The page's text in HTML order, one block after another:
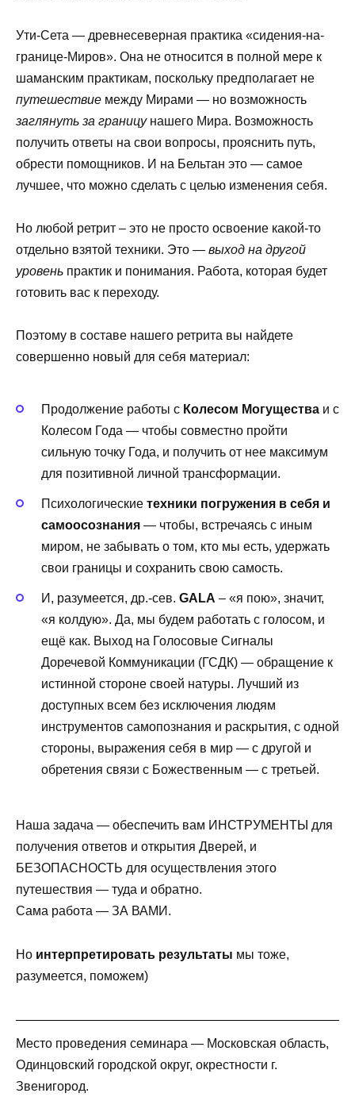
Ути-Сета — древнесеверная практика «сидения-на-
границе-Миров». Она не относится в полной мере к
шаманским практикам, поскольку предполагает не
путешествие между Мирами — но возможность
заглянуть за границунашего Мира. Возможность
получить ответы на свои вопросы, прояснить путь,
обрести помощников. И на Бельтан это — самое
лучшее, что можно сделать с целью изменения себя.
Но любой ретрит – это не просто освоение какой-то
отдельно взятой техники. Это — выход на другой
уровень практик и понимания. Работа, которая будет
готовить вас к переходу.
Поэтому в составе нашего ретрита вы найдете
совершенно новый для себя материал:
Продолжение работы с Колесом Могущества и с
Колесом Года — чтобы совместно пройти
сильную точку Года, и получить от нее максимум
для позитивной личной трансформации.
Психологические техники погружения в себя и
самоосознания — чтобы, встречаясь с иным
миром, не забывать о том, кто мы есть, удержать
свои границы и сохранить свою самость.
И, разумеется, др.-сев. GALA – «я пою», значит,
«я колдую». Да, мы будем работать с голосом, и
ещё как. Выход на Голосовые Сигналы
Доречевой Коммуникации (ГСДК) — обращение к
истинной стороне своей натуры. Лучший из
доступных всем без исключения людям
инструментов самопознания и раскрытия, с одной
стороны, выражения себя в мир — с другой и
обретения связи с Божественным — с третьей.
Наша задача — обеспечить вам ИНСТРУМЕНТЫ для
получения ответов и открытия Дверей, и
БЕЗОПАСНОСТЬ для осуществления этого
путешествия — туда и обратно.
Сама работа — ЗА ВАМИ.
Но интерпретировать результаты мы тоже,
разумеется, поможем)
Место проведения семинара — Московская область,
Одинцовский городской округ, окрестности г.
Звенигород.